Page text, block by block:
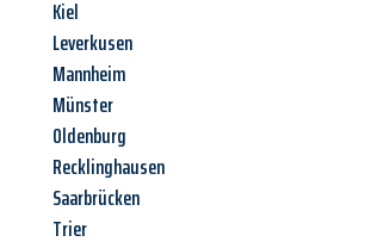
Kiel
Leverkusen
Mannheim
Münster
Oldenburg
Recklinghausen
Saarbrücken
Trier